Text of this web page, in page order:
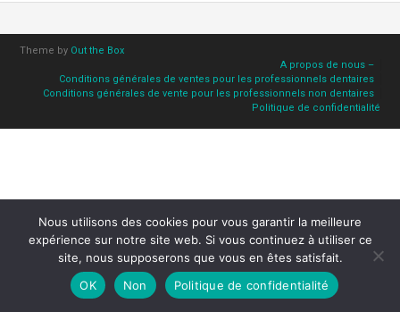
Theme by Out the Box
A propos de nous –
Conditions générales de ventes pour les professionnels dentaires
Conditions générales de vente pour les professionnels non dentaires
Politique de confidentialité
Nous utilisons des cookies pour vous garantir la meilleure
expérience sur notre site web. Si vous continuez à utiliser ce
site, nous supposerons que vous en êtes satisfait.
OK
Non Politique de confidentialité